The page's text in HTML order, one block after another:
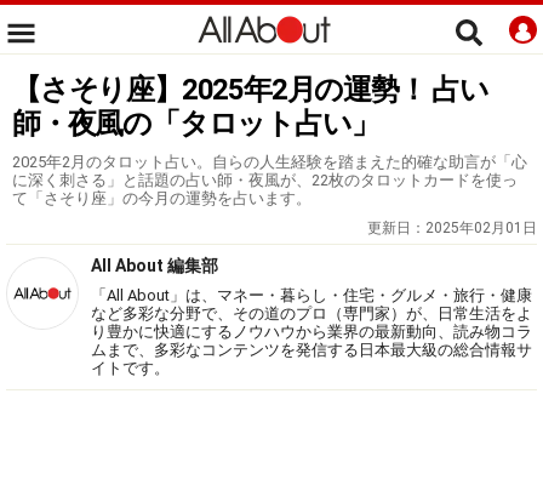
【さそり座】2025年2月の運勢！ 占い
師・夜風の「タロット占い」
2025年2月のタロット占い。自らの人生経験を踏まえた的確な助言が「心
に深く刺さる」と話題の占い師・夜風が、22枚のタロットカードを使っ
て「さそり座」の今月の運勢を占います。
更新日： 2025年02月01日
All About 編集部
「All About」は、マネー・暮らし・住宅・グルメ・旅行・健康
など多彩な分野で、その道のプロ（専門家）が、日常生活をよ
り豊かに快適にするノウハウから業界の最新動向、読み物コラ
ムまで、多彩なコンテンツを発信する日本最大級の総合情報サ
イトです。